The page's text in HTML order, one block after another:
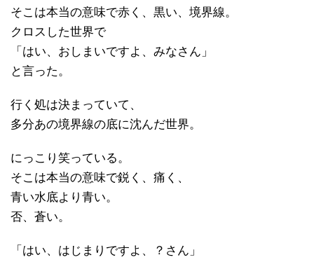
そこは本当の意味で赤く、黒い、境界線。
クロスした世界で
「はい、おしまいですよ、みなさん」
と言った。
行く処は決まっていて、
多分あの境界線の底に沈んだ世界。
にっこり笑っている。
そこは本当の意味で鋭く、痛く、
青い水底より青い。
否、蒼い。
「はい、はじまりですよ、？さん」